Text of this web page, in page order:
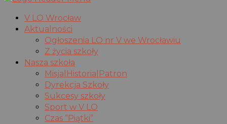
V LO Wrocław
Aktualności
Ogłoszenia LO nr V we Wrocławiu
Z życia szkoły
Nasza szkoła
Misja|Historia|Patron
Dyrekcja Szkoły
Sukcesy szkoły
Sport w V LO
Czas “Piątki”